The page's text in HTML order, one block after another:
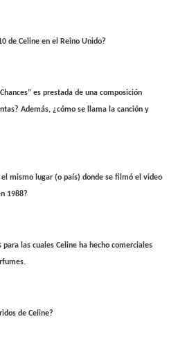
de Celine en el Reino Unido?
es prestada de una composición
Además, ¿cómo se llama la canción y
mismo lugar (o país) donde se filmó el video
1988?
las cuales Celine ha hecho comerciales
de Celine?